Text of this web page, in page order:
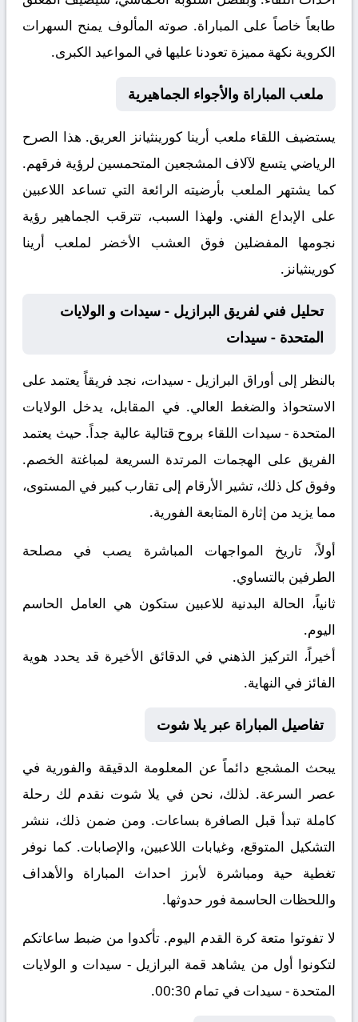
طابعاً خاصاً على المباراة. صوته المألوف يمنح السهرات
الكروية نكهة مميزة تعودنا عليها في المواعيد الكبرى.
ملعب المباراة والأجواء الجماهيرية
يستضيف اللقاء ملعب أرينا كورينثيانز العريق. هذا الصرح
الرياضي يتسع لآلاف المشجعين المتحمسين لرؤية فرقهم.
كما يشتهر الملعب بأرضيته الرائعة التي تساعد اللاعبين
على الإبداع الفني. ولهذا السبب، تترقب الجماهير رؤية
نجومها المفضلين فوق العشب الأخضر لملعب أرينا
كورينثيانز.
تحليل فني لفريق البرازيل - سيدات و الولايات
المتحدة - سيدات
بالنظر إلى أوراق البرازيل - سيدات، نجد فريقاً يعتمد على
الاستحواذ والضغط العالي. في المقابل، يدخل الولايات
المتحدة - سيدات اللقاء بروح قتالية عالية جداً. حيث يعتمد
الفريق على الهجمات المرتدة السريعة لمباغتة الخصم.
وفوق كل ذلك، تشير الأرقام إلى تقارب كبير في المستوى،
مما يزيد من إثارة المتابعة الفورية.
أولاً، تاريخ المواجهات المباشرة يصب في مصلحة
الطرفين بالتساوي.
ثانياً، الحالة البدنية للاعبين ستكون هي العامل الحاسم
اليوم.
أخيراً، التركيز الذهني في الدقائق الأخيرة قد يحدد هوية
الفائز في النهاية.
تفاصيل المباراة عبر يلا شوت
يبحث المشجع دائماً عن المعلومة الدقيقة والفورية في
عصر السرعة. لذلك، نحن في يلا شوت نقدم لك رحلة
كاملة تبدأ قبل الصافرة بساعات. ومن ضمن ذلك، ننشر
التشكيل المتوقع، وغيابات اللاعبين، والإصابات. كما نوفر
تغطية حية ومباشرة لأبرز احداث المباراة والأهداف
واللحظات الحاسمة فور حدوثها.
لا تفوتوا متعة كرة القدم اليوم. تأكدوا من ضبط ساعاتكم
لتكونوا أول من يشاهد قمة البرازيل - سيدات و الولايات
المتحدة - سيدات في تمام 00:30.